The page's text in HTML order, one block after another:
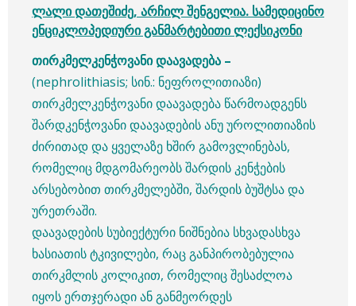
ლალი დათეშიძე, არჩილ შენგელია. სამედიცინო
ენციკლოპედიური განმარტებითი ლექსიკონი
თირკმელკენჭოვანი დაავადება –
(nephrolithiasis; სინ.: ნეფროლითიაზი)
თირკმელკენჭოვანი დაავადება წარმოადგენს
შარდკენჭოვანი დაავადების ანუ უროლითიაზის
ძირითად და ყველაზე ხშირ გამოვლინებას,
რომელიც მდგომარეობს შარდის კენჭების
არსებობით თირკმელებში, შარდის ბუშტსა და
ურეთრაში.
დაავადების სუბიექტური ნიშნებია სხვადასხვა
ხასიათის ტკივილები, რაც განპირობებულია
თირკმლის კოლიკით, რომელიც შესაძლოა
იყოს ერთჯერადი ან განმეორდეს